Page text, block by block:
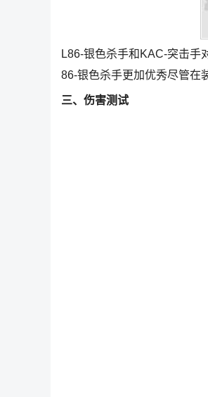
L86-银色杀手和KAC-突击手
86-银色杀手更加优秀尽管在
三、伤害测试